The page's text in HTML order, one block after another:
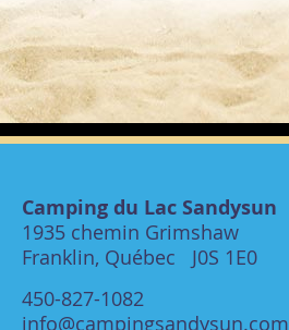
Camping du Lac Sandysun
1935 chemin Grimshaw
Franklin, Québec J0S 1E0
450-827-1082
info@campingsandysun.com